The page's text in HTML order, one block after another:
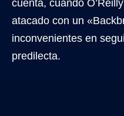
cuenta, cuando
atacado con un
inconvenientes en
predilecta.